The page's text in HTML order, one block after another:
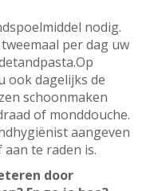
nodig.
per dag uw
ook dagelijks de
schoonmaken
of monddouche.
aangeven
te raden is.
door